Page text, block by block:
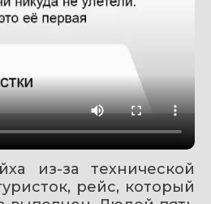
из-за технической
рейс, который